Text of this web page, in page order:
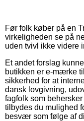
Før folk køber på en
virkeligheden se på
uden tvivl ikke videre
Et andet forslag
butikken er e-mærke
sikkerhed for at
dansk lovgivning,
fagfolk som
tilbydes du mulighed
besvær som følge af